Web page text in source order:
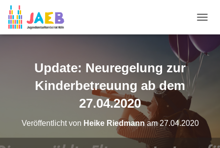
A
I
G
U
Update: Neuregelung zur
Kinderbetreuung ab dem
27.04.2020
Veröffentlicht von Heike Riedmannam27.04.2020